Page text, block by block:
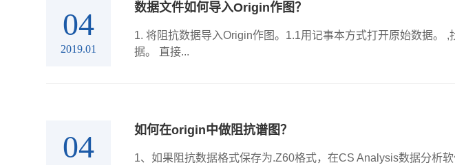
04
2019.01
数据文件如何导入Origin作图？
1. 将阻抗数据导入Origin作图。1.1用记事本方式打开原始数据
据。 直接...
04 如何在origin中做阻抗谱图？
1、如果阻抗数据格式保存为.Z60格式，在CS Analysis数据分析